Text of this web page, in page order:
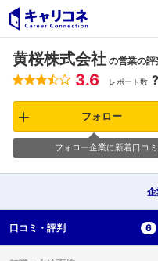
黄桜株式会社 の営業の
3.6 レポート数
フォロー
フォロー企業に新着口コ
口コミ・ 評判 6